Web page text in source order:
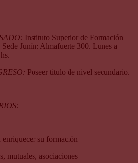
Instituto Superior de Formación
Junín: Almafuerte 300. Lunes a
Poseer titulo de nivel secundario.
enriquecer su formación
mutuales, asociaciones